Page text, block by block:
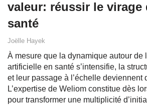
valeur: réussir le virage
santé
Joëlle Hayek
À mesure que la dynamique autour de
artificielle en santé s’intensifie, la
et leur passage à l’échelle deviennent
L’expertise de Weliom constitue dès
pour transformer une multiplicité